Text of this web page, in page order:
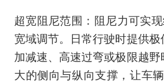
超宽阻尼范围：阻尼力可实
宽域调节。日常行驶时提供极
加减速、高速过弯或极限越
大的侧向与纵向支撑，让车